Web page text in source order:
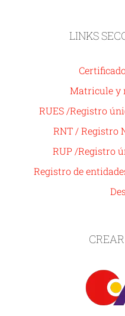
LINKS
Matricule y
RUES /Registro
RNT / Registro
RUP /Registro
Registro de